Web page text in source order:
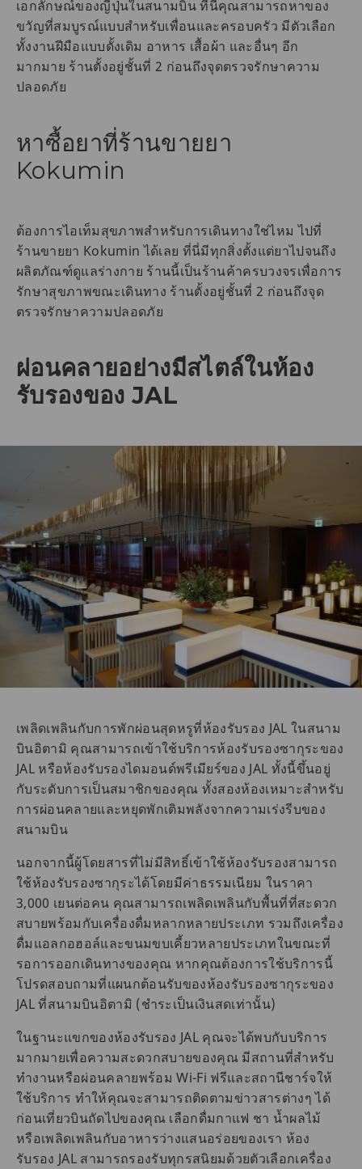
เอกลักษณ์ของญี่ปุ่นในสนามบิน ที่นี่คุณสามารถหาของ
ขวัญที่สมบูรณ์แบบสำหรับเพื่อนและครอบครัว มีตัวเลือก
ทั้งงานฝีมือแบบดั้งเดิม อาหาร เสื้อผ้า และอื่นๆ อีก
มากมาย ร้านตั้งอยู่ชั้นที่ 2 ก่อนถึงจุดตรวจรักษาความ
ปลอดภัย
หาซื้อยาที่ร้านขายยา
Kokumin
ต้องการไอเท็มสุขภาพสำหรับการเดินทางใช่ไหม ไปที่
ร้านขายยา Kokumin ได้เลย ที่นี่มีทุกสิ่งตั้งแต่ยาไปจนถึง
ผลิตภัณฑ์ดูแลร่างกาย ร้านนี้เป็นร้านค้าครบวงจรเพื่อการ
รักษาสุขภาพขณะเดินทาง ร้านตั้งอยู่ชั้นที่ 2 ก่อนถึงจุด
ตรวจรักษาความปลอดภัย
ผ่อนคลายอย่างมีสไตล์ในห้อง
รับรองของ JAL
เพลิดเพลินกับการพักผ่อนสุดหรูที่ห้องรับรอง JAL ในสนาม
บินอิตามิ คุณสามารถเข้าใช้บริการห้องรับรองซากุระของ
JAL หรือห้องรับรองไดมอนด์พรีเมียร์ของ JAL ทั้งนี้ขึ้นอยู่
กับระดับการเป็นสมาชิกของคุณ ทั้งสองห้องเหมาะสำหรับ
การผ่อนคลายและหยุดพักเติมพลังจากความเร่งรีบของ
สนามบิน
นอกจากนี้ผู้โดยสารที่ไม่มีสิทธิ์เข้าใช้ห้องรับรองสามารถ
ใช้ห้องรับรองซากุระได้โดยมีค่าธรรมเนียม ในราคา
3,000 เยนต่อคน คุณสามารถเพลิดเพลินกับพื้นที่ที่สะดวก
สบายพร้อมกับเครื่องดื่มหลากหลายประเภท รวมถึงเครื่อง
ดื่มแอลกอฮอล์และขนมขบเคี้ยวหลายประเภทในขณะที่
รอการออกเดินทางของคุณ หากคุณต้องการใช้บริการนี้
โปรดสอบถามที่แผนกต้อนรับของห้องรับรองซากุระของ
JAL ที่สนามบินอิตามิ (ชำระเป็นเงินสดเท่านั้น)
ในฐานะแขกของห้องรับรอง JAL คุณจะได้พบกับบริการ
มากมายเพื่อความสะดวกสบายของคุณ มีสถานที่สำหรับ
ทำงานหรือผ่อนคลายพร้อม Wi-Fi ฟรีและสถานีชาร์จให้
ใช้บริการ ทำให้คุณจะสามารถติดตามข่าวสารต่างๆ ได้
ก่อนเที่ยวบินถัดไปของคุณ เลือกดื่มกาแฟ ชา น้ำผลไม้
หรือเพลิดเพลินกับอาหารว่างแสนอร่อยของเรา ห้อง
รับรอง JAL สามารถรองรับทุกรสนิยมด้วยตัวเลือกเครื่อง